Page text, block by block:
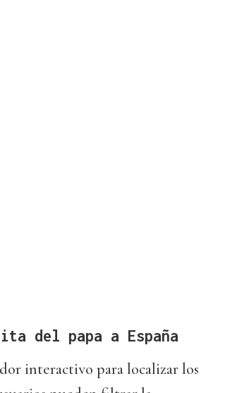
del papa a España
interactivo para localizar los